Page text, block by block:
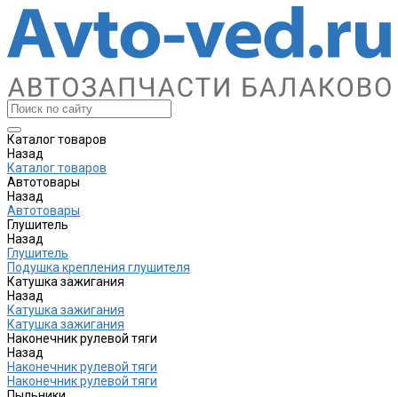
Каталог товаров
Назад
Каталог товаров
Автотовары
Назад
Автотовары
Глушитель
Назад
Глушитель
Подушка крепления глушителя
Катушка зажигания
Назад
Катушка зажигания
Катушка зажигания
Наконечник рулевой тяги
Назад
Наконечник рулевой тяги
Наконечник рулевой тяги